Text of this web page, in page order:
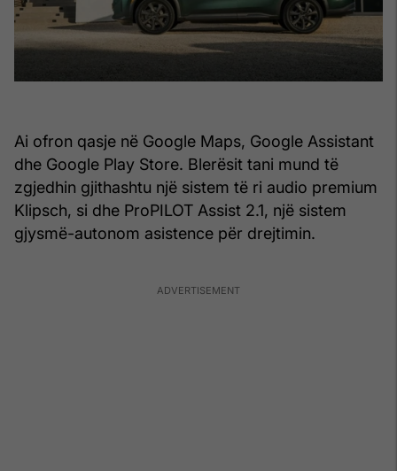
Ai ofron qasje në Google Maps, Google Assistant
dhe Google Play Store. Blerësit tani mund të
zgjedhin gjithashtu një sistem të ri audio premium
Klipsch, si dhe ProPILOT Assist 2.1, një sistem
gjysmë-autonom asistence për drejtimin.